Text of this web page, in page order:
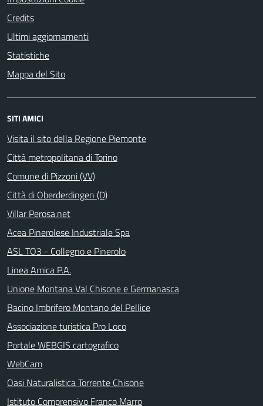
Credits
Ultimi aggiornamenti
Statistiche
Mappa del Sito
SITI AMICI
Visita il sito della Regione Piemonte
Città metropolitana di Torino
Comune di Pizzoni (VV)
Città di Oberderdingen (D)
Villar Perosa.net
Acea Pinerolese Industriale Spa
ASL TO3 - Collegno e Pinerolo
Linea Amica P.A.
Unione Montana Val Chisone e Germanasca
Bacino Imbrifero Montano del Pellice
Associazione turistica Pro Loco
Portale WEBGIS cartografico
WebCam
Oasi Naturalistica Torrente Chisone
Istituto Comprensivo Franco Marro